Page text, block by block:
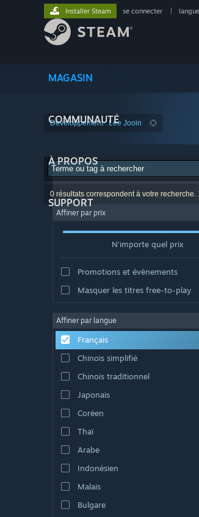
MAGASIN
COMMUNAUTÉ
À PROPOS
SUPPORT
Installer Steam se connecter langue
Développement : Lee Jooin
0 résultats correspondent à votre
Affiner par prix
N'importe quel prix
Promotions et évènements
Masquer les titres free-to-play
Affiner par langue
Français
Chinois simplifié
Chinois traditionnel
Japonais
Coréen
Thaï
Arabe
Indonésien
Malais
Bulgare